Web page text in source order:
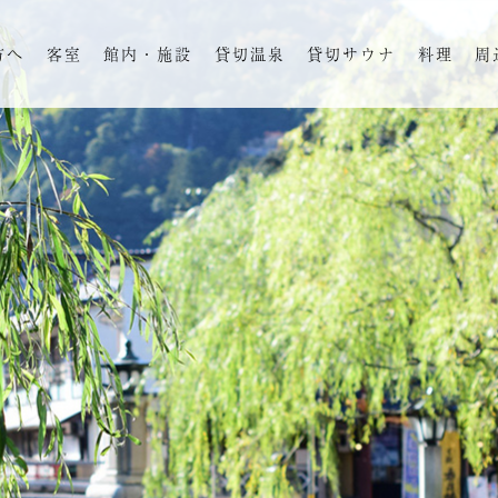
へ 客室 館内・施設 貸切温泉 貸切サウナ 料理 周